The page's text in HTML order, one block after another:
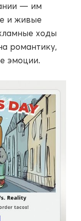
— им
и живые
ходы
романтику,
эмоции.